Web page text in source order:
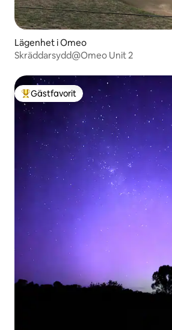
Lägenhet i Omeo
Skräddarsydd@Omeo Unit 2
Populär gästfavorit
Gästfavorit